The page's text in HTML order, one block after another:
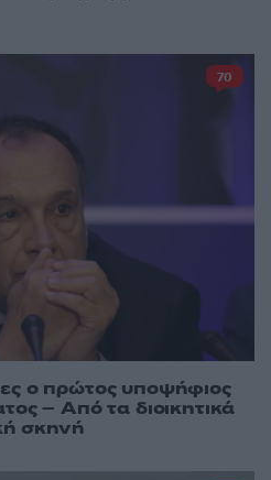
ο πρώτος υποψήφιος
– Από τα διοικητικά
σκηνή
70